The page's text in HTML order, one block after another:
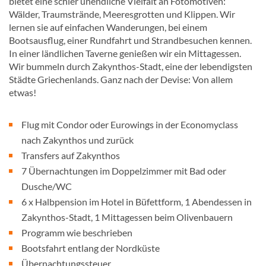
Wälder, Traumstrände, Meeresgrotten und Klippen. Wir
lernen sie auf einfachen Wanderungen, bei einem
Bootsausflug, einer Rundfahrt und Strandbesuchen kennen.
In einer ländlichen Taverne genießen wir ein Mittagessen.
Wir bummeln durch Zakynthos-Stadt, eine der lebendigsten
Städte Griechenlands. Ganz nach der Devise: Von allem
etwas!
Flug mit Condor oder Eurowings in der Economyclass
nach Zakynthos und zurück
Transfers auf Zakynthos
7 Übernachtungen im Doppelzimmer mit Bad oder
Dusche/WC
6 x Halbpension im Hotel in Büfettform, 1 Abendessen in
Zakynthos-Stadt, 1 Mittagessen beim Olivenbauern
Programm wie beschrieben
Bootsfahrt entlang der Nordküste
Übernachtungssteuer